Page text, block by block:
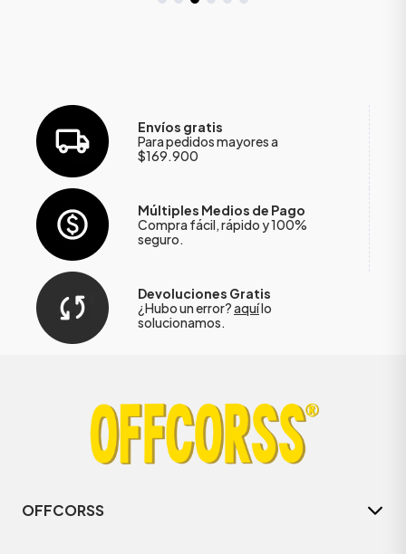
Envíos gratis
Para pedidos mayores a
$169.900
Múltiples Medios de Pago
Compra fácil, rápido y 100%
seguro.
Devoluciones Gratis
¿Hubo un error?aquílo
solucionamos.
OFFCORSS